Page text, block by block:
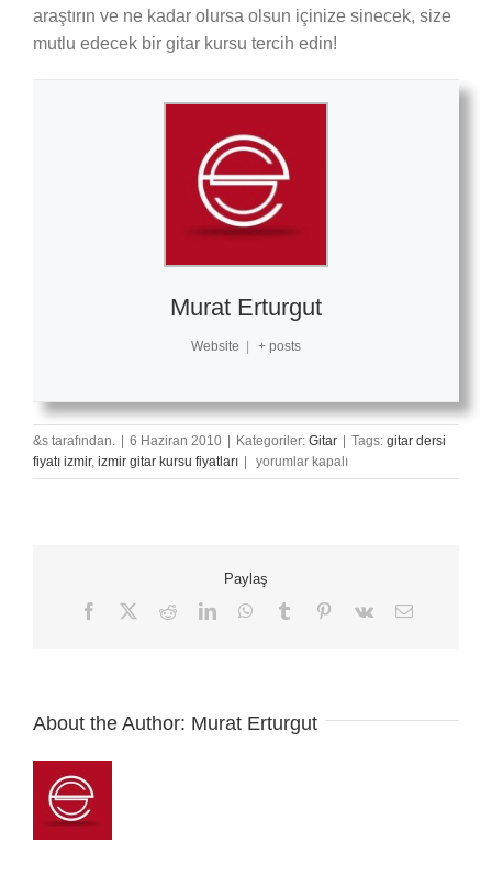
araştırın ve ne kadar olursa olsun içinize sinecek, size
mutlu edecek bir gitar kursu tercih edin!
Murat Erturgut
Website | + posts
&s tarafından. | 6 Haziran 2010 | Kategoriler: Gitar | Tags: gitar dersi
fiyatı izmir, izmir gitar kursu fiyatları |
İzmir’de
Gitar
yorumlar kapalı
Paylaş
Facebook RedditLinkedInWhatsApp
Tumblr Pinterest
Vk
E-
About the Author: Murat Erturgut